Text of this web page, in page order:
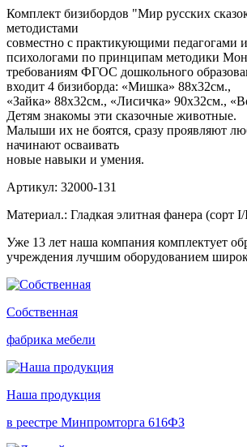
Комплект бизибордов "Мир русских
методистами
совместно с практикующими педагогами
психологами по принципам методики
требованиям ФГОС дошкольного
входит 4 бизиборда: «Мишка» 88х32см.,
«Зайка» 88х32см., «Лисичка» 90х32см.,
Детям знакомы эти сказочные животные.
Малыши их не боятся, сразу проявляют
начинают осваивать
новые навыки и умения.
Артикул: 32000-131
Материал.: Гладкая элитная фанера
Уже 13 лет наша компания комплектует
учреждения лучшим оборудованием
Собственная
фабрика мебели
Наша продукция
в реестре Минпромторга 616ФЗ